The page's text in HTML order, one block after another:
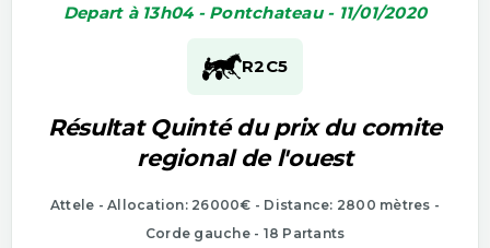
Depart à 13h04 - Pontchateau - 11/01/2020
R2C5
Résultat Quinté du prix du comite
regional de l'ouest
Attele - Allocation: 26000€ - Distance: 2800 mètres -
Corde gauche - 18 Partants